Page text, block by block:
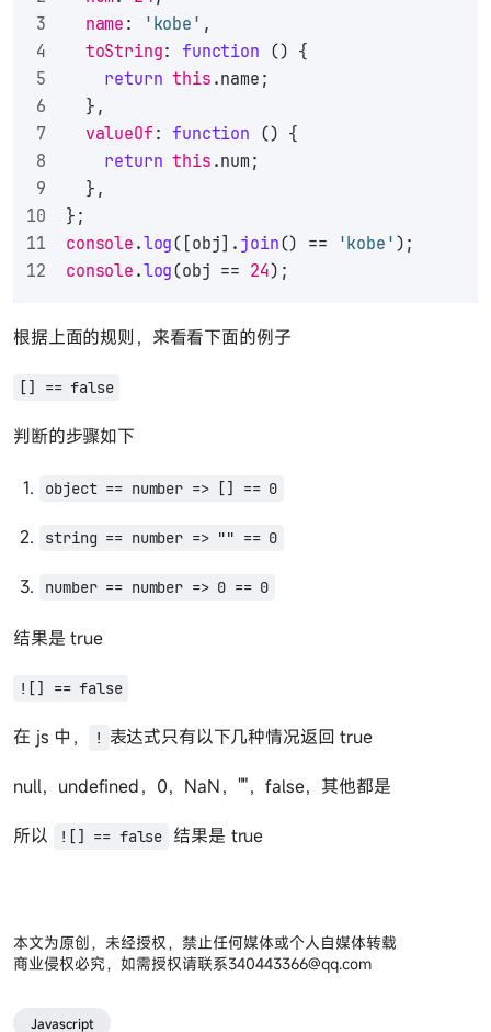
name : 'kobe' ,
toString: function () {
return this .name ;
  },
valueOf : function () {
return this .num ;
  },
};
console .log([obj]. join() == 'kobe' );
console .log(obj == 24);
根据上面的规则，来看看下面的例子
[] == false
判断的步骤如下
object == number => [] == 0
string == number => "" == 0
number == number => 0 == 0
结果是 true
![] == false
在 js 中， ! 表达式只有以下几种情况返回 true
null，undefined，0，NaN，""，false，其他都是
所以 ![] == false 结果是 true
本文为原创，未经授权，禁止任何媒体或个人自媒体转载
商业侵权必究，如需授权请联系340443366@qq.com
Javascript